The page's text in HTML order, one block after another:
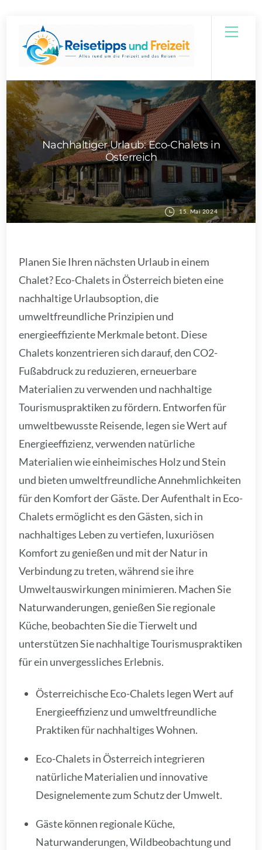
content
15. Mai 2024
Nachhaltiger Urlaub: Eco-Chalets in
Österreich
Planen Sie Ihren nächsten Urlaub in einem
Chalet? Eco-Chalets in Österreich bieten eine
nachhaltige Urlaubsoption, die
umweltfreundliche Prinzipien und
energieeffiziente Merkmale betont. Diese
Chalets konzentrieren sich darauf, den CO2-
Fußabdruck zu reduzieren, erneuerbare
Materialien zu verwenden und nachhaltige
Tourismuspraktiken zu fördern. Entworfen für
umweltbewusste Reisende, legen sie Wert auf
Energieeffizienz, verwenden natürliche
Materialien wie einheimisches Holz und Stein
und bieten umweltfreundliche Annehmlichkeiten
für den Komfort der Gäste. Der Aufenthalt in Eco-
Chalets ermöglicht es den Gästen, sich in
nachhaltiges Leben zu vertiefen, luxuriösen
Komfort zu genießen und mit der Natur in
Verbindung zu treten, während sie ihre
Umweltauswirkungen minimieren. Machen Sie
Naturwanderungen, genießen Sie regionale
Küche, beobachten Sie die Tierwelt und
unterstützen Sie nachhaltige Tourismuspraktiken
für ein unvergessliches Erlebnis.
Österreichische Eco-Chalets legen Wert auf
Energieeffizienz und umweltfreundliche
Praktiken für nachhaltiges Wohnen.
Eco-Chalets in Österreich integrieren
natürliche Materialien und innovative
Designelemente zum Schutz der Umwelt.
Gäste können regionale Küche,
Naturwanderungen, Wildbeobachtung und